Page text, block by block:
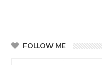
FOLLOW ME